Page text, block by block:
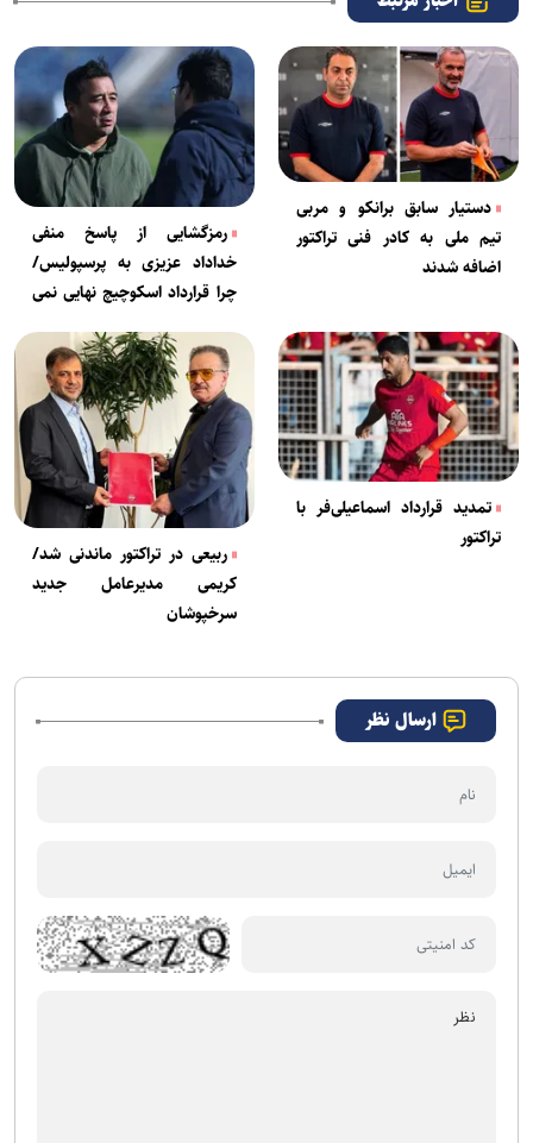
دستیار سابق برانکو و مربی
تیم ملی به کادر فنی تراکتور
اضافه شدند
رمزگشایی از پاسخ منفی
خداداد عزیزی به پرسپولیس/
چرا قرارداد اسکوچیچ نهایی نمی
تمدید قرارداد اسماعیلی‌فر با
تراکتور
ربیعی در تراکتور ماندنی شد/
کریمی مدیرعامل جدید
سرخپوشان
ارسال نظر